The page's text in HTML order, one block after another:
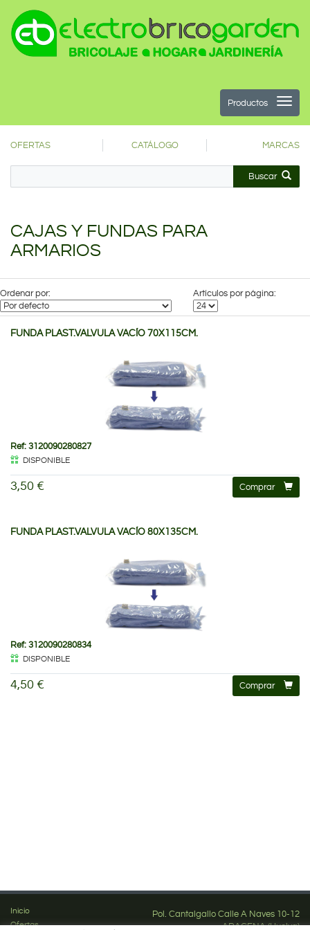
Productos
OFERTAS CATÁLOGO MARCAS
Buscar
CAJAS Y FUNDAS PARA
ARMARIOS
Ordenar por: Artículos por página:
FUNDA PLAST.VALVULA VACÍO 70X115CM.
Ref: 3120090280827
DISPONIBLE
3,50 € Comprar
FUNDA PLAST.VALVULA VACÍO 80X135CM.
Ref: 3120090280834
DISPONIBLE
4,50 € Comprar
Inicio
Ofertas
Pol. Cantalgallo Calle A Naves 10-12
ARACENA (Huelva)